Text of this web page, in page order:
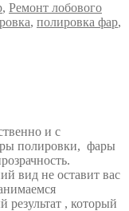
, Ремонт лобового
, полировка фар,
и с
полировки, фары
вид не оставит вас
результат , который